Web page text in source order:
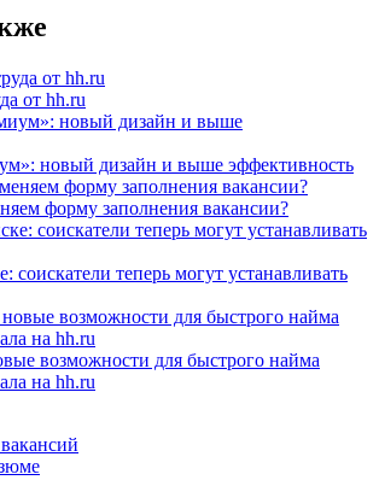
от hh.ru
новый дизайн и выше эффективность
форму заполнения вакансии?
соискатели теперь могут устанавливать
возможности для быстрого найма
на hh.ru